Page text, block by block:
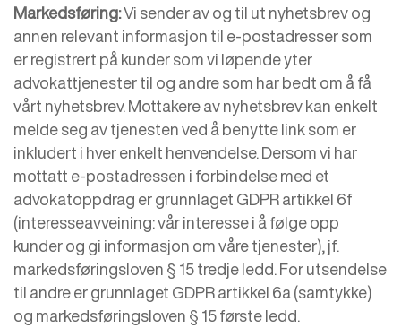
Markedsføring:Vi sender av og til ut nyhetsbrev og
annen relevant informasjon til e-postadresser som
er registrert på kunder som vi løpende yter
advokattjenester til og andre som har bedt om å få
vårt nyhetsbrev. Mottakere av nyhetsbrev kan enkelt
melde seg av tjenesten ved å benytte link som er
inkludert i hver enkelt henvendelse. Dersom vi har
mottatt e-postadressen i forbindelse med et
advokatoppdrag er grunnlaget GDPR artikkel 6f
(interesseavveining: vår interesse i å følge opp
kunder og gi informasjon om våre tjenester), jf.
markedsføringsloven § 15 tredje ledd. For utsendelse
til andre er grunnlaget GDPR artikkel 6a (samtykke)
og markedsføringsloven § 15 første ledd.